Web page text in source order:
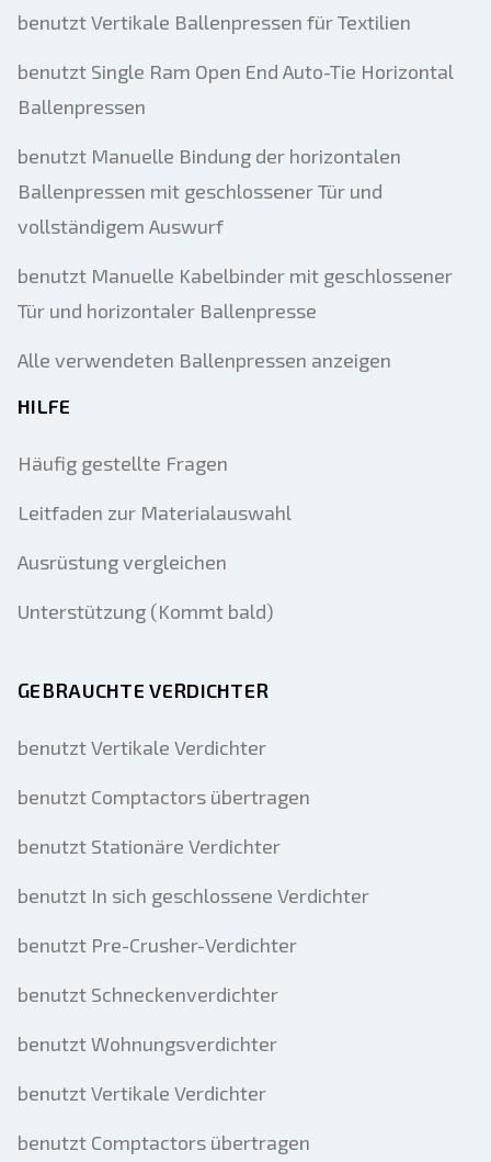
benutzt Vertikale Ballenpressen für Textilien
benutzt Single Ram Open End Auto-Tie Horizontal
Ballenpressen
benutzt Manuelle Bindung der horizontalen
Ballenpressen mit geschlossener Tür und
vollständigem Auswurf
benutzt Manuelle Kabelbinder mit geschlossener
Tür und horizontaler Ballenpresse
Alle verwendeten Ballenpressen anzeigen
HILFE
Häufig gestellte Fragen
Leitfaden zur Materialauswahl
Ausrüstung vergleichen
Unterstützung (Kommt bald)
GEBRAUCHTE VERDICHTER
benutzt Vertikale Verdichter
benutzt Comptactors übertragen
benutzt Stationäre Verdichter
benutzt In sich geschlossene Verdichter
benutzt Pre-Crusher-Verdichter
benutzt Schneckenverdichter
benutzt Wohnungsverdichter
benutzt Vertikale Verdichter
benutzt Comptactors übertragen